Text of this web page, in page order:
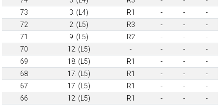
73
3. (L4) R1 - -
-
72
2. (L5) R3 - -
-
71
9. (L5) R2 - -
-
70
12. (L5) - - -
-
69
18. (L5) R1 - -
-
68
17. (L5) R1 - -
-
67
17. (L5) R1 - -
-
66
12. (L5) R1 - -
-